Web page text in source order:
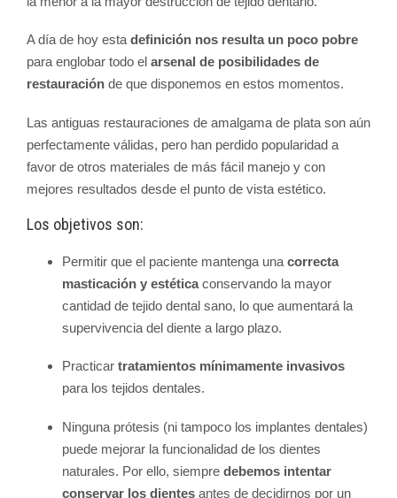
A día de hoy esta definición nos resulta un poco pobre
para englobar todo el arsenal de posibilidades de
restauración de que disponemos en estos momentos.
Las antiguas restauraciones de amalgama de plata son aún
perfectamente válidas, pero han perdido popularidad a
favor de otros materiales de más fácil manejo y con
mejores resultados desde el punto de vista estético.
Los objetivos son:
Permitir que el paciente mantenga una correcta
masticación y estéticaconservando la mayor
cantidad de tejido dental sano, lo que aumentará la
supervivencia del diente a largo plazo.
Practicar tratamientos mínimamente invasivos
para los tejidos dentales.
Ninguna prótesis (ni tampoco los implantes dentales)
puede mejorar la funcionalidad de los dientes
naturales. Por ello, siempre debemos intentar
conservar los dientes antes de decidirnos por un